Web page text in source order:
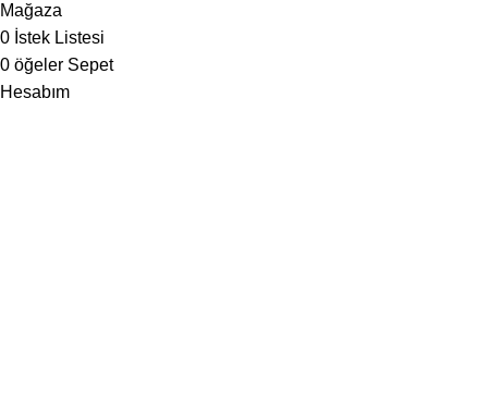
Mağaza
0 İstek Listesi
0 öğeler Sepet
Hesabım